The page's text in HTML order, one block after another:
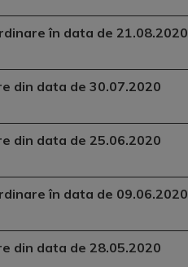
în data de 21.08.2020
din data de 30.07.2020
din data de 25.06.2020
în data de 09.06.2020
din data de 28.05.2020